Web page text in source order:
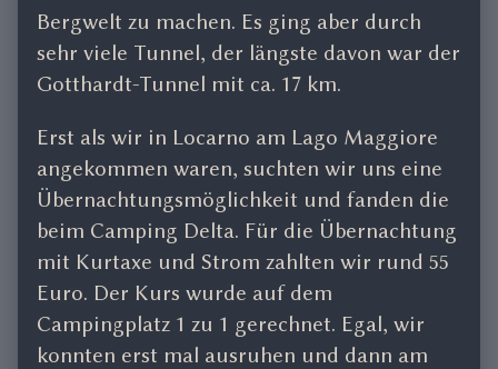
Bergwelt zu machen. Es ging aber durch
sehr viele Tunnel, der längste davon war der
Gotthardt-Tunnel mit ca. 17 km.
Erst als wir in Locarno am Lago Maggiore
angekommen waren, suchten wir uns eine
Übernachtungsmöglichkeit und fanden die
beim Camping Delta. Für die Übernachtung
mit Kurtaxe und Strom zahlten wir rund 55
Euro. Der Kurs wurde auf dem
Campingplatz 1 zu 1 gerechnet. Egal, wir
konnten erst mal ausruhen und dann am